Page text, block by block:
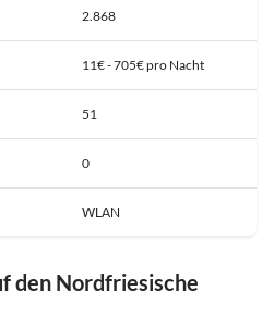
2.868
11€ - 705€ pro Nacht
51
0
WLAN
den Nordfriesische